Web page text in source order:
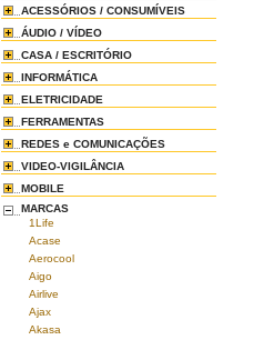
ACESSÓRIOS / CONSUMÍVEIS
ÁUDIO / VÍDEO
CASA / ESCRITÓRIO
INFORMÁTICA
ELETRICIDADE
FERRAMENTAS
REDES e COMUNICAÇÕES
VIDEO-VIGILÂNCIA
MOBILE
MARCAS
1Life
Acase
Aerocool
Aigo
Airlive
Ajax
Akasa